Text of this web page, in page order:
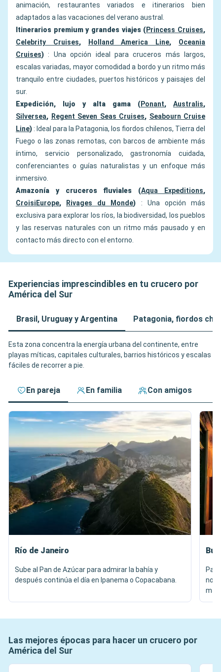
animación, restaurantes variados e itinerarios bien
adaptados a las vacaciones del verano austral.
Itinerarios premium y grandes viajes (Princess Cruises,
Celebrity Cruises, Holland America Line, Oceania
Cruises) : Una opción ideal para cruceros más largos,
escalas variadas, mayor comodidad a bordo y un ritmo más
tranquilo entre ciudades, puertos históricos y paisajes del
sur.
Expedición, lujo y alta gama (Ponant, Australis,
Silversea, Regent Seven Seas Cruises, Seabourn Cruise
Line): Ideal para la Patagonia, los fiordos chilenos, Tierra del
Fuego o las zonas remotas, con barcos de ambiente más
íntimo, servicio personalizado, gastronomía cuidada,
conferenciantes o guías naturalistas y un enfoque más
inmersivo.
Amazonía y cruceros fluviales (Aqua Expeditions,
CroisiEurope, Rivages du Monde) : Una opción más
exclusiva para explorar los ríos, la biodiversidad, los pueblos
y las reservas naturales con un ritmo más pausado y en
contacto más directo con el entorno.
Experiencias imprescindibles en tu crucero por
América del Sur
Brasil, Uruguay y Argentina Patagonia, fiordos
Esta zona concentra la energía urbana del continente, entre
playas míticas, capitales culturales, barrios históricos y escalas
fáciles de recorrer a pie.
En pareja En familia Con amigos
Río de Janeiro
Sube al Pan de Azúcar para admirar la bahía y
después continúa el día en Ipanema o Copacabana.
más
Las mejores épocas para hacer un crucero por
América del Sur